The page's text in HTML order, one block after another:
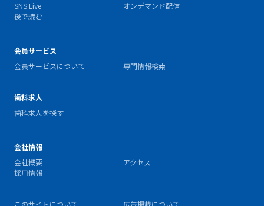
SNS Live
オンデマンド配信
後で読む
会員サービス
会員サービスについて
専門情報検索
歯科求人
歯科求人を探す
会社情報
会社概要
アクセス
採用情報